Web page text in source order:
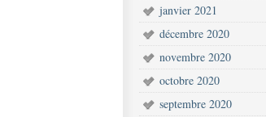
janvier 2021
décembre 2020
novembre 2020
octobre 2020
septembre 2020